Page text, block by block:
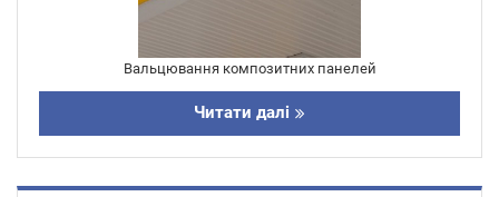
Вальцювання композитних панелей
Читати далі